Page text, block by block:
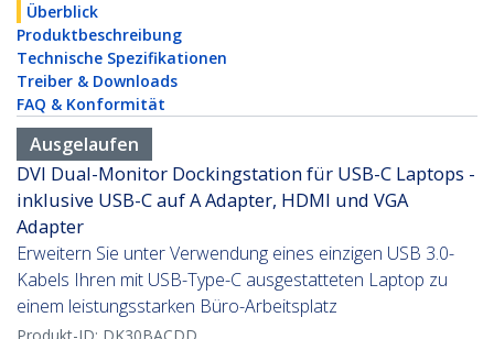
Überblick
Produktbeschreibung
Technische Spezifikationen
Treiber & Downloads
FAQ & Konformität
Ausgelaufen
DVI Dual-Monitor Dockingstation für USB-C Laptops -
inklusive USB-C auf A Adapter, HDMI und VGA
Adapter
Erweitern Sie unter Verwendung eines einzigen USB 3.0-
Kabels Ihren mit USB-Type-C ausgestatteten Laptop zu
einem leistungsstarken Büro-Arbeitsplatz